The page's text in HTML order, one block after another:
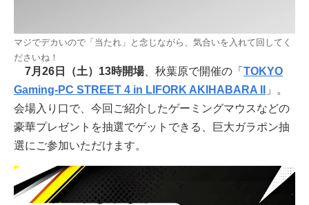
マジでデカいので「当たれ」と念じながら、気合いを入れて回してく
ださいね！
7月26日（土）13時開場、秋葉原で開催の「 TOKYO
Gaming-PC STREET 4 in LIFORK AKIHABARA II
」。
会場入り口で、今回ご紹介したゲーミングマウスなどの
豪華プレゼントを抽選でゲットできる、巨大ガラポン抽
選にご参加いただけます。